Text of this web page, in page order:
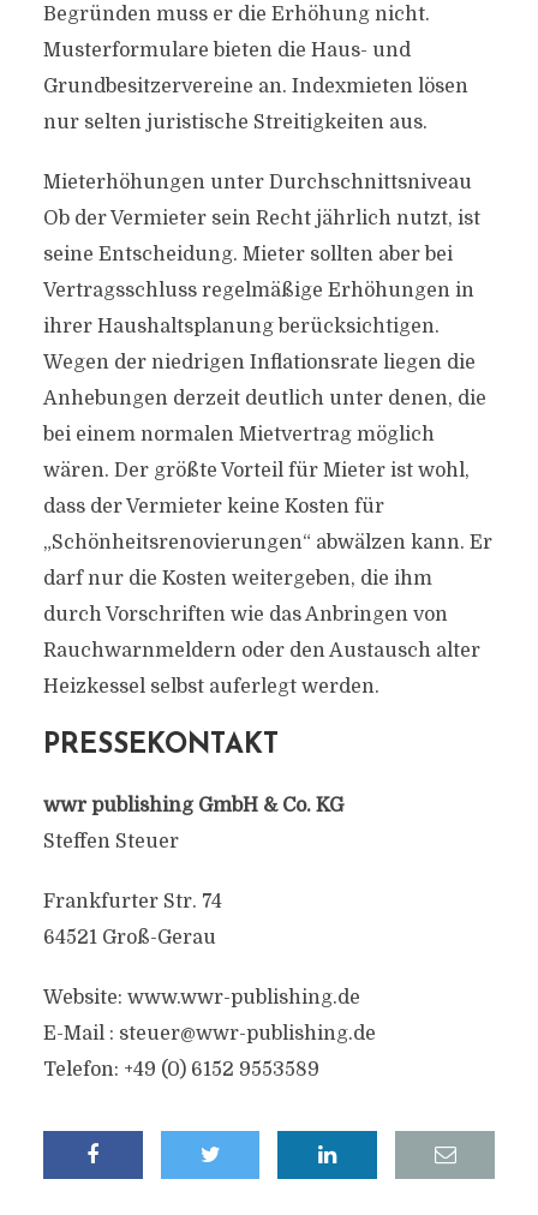
Begründen muss er die Erhöhung nicht.
Musterformulare bieten die Haus- und
Grundbesitzervereine an. Indexmieten lösen
nur selten juristische Streitigkeiten aus.
Mieterhöhungen unter Durchschnittsniveau
Ob der Vermieter sein Recht jährlich nutzt, ist
seine Entscheidung. Mieter sollten aber bei
Vertragsschluss regelmäßige Erhöhungen in
ihrer Haushaltsplanung berücksichtigen.
Wegen der niedrigen Inflationsrate liegen die
Anhebungen derzeit deutlich unter denen, die
bei einem normalen Mietvertrag möglich
wären. Der größte Vorteil für Mieter ist wohl,
dass der Vermieter keine Kosten für
„Schönheitsrenovierungen“ abwälzen kann. Er
darf nur die Kosten weitergeben, die ihm
durch Vorschriften wie das Anbringen von
Rauchwarnmeldern oder den Austausch alter
Heizkessel selbst auferlegt werden.
PRESSEKONTAKT
wwr publishing GmbH & Co. KG
Steffen Steuer
Frankfurter Str. 74
64521 Groß-Gerau
Website: www.wwr-publishing.de
E-Mail : steuer@wwr-publishing.de
Telefon: +49 (0) 6152 9553589